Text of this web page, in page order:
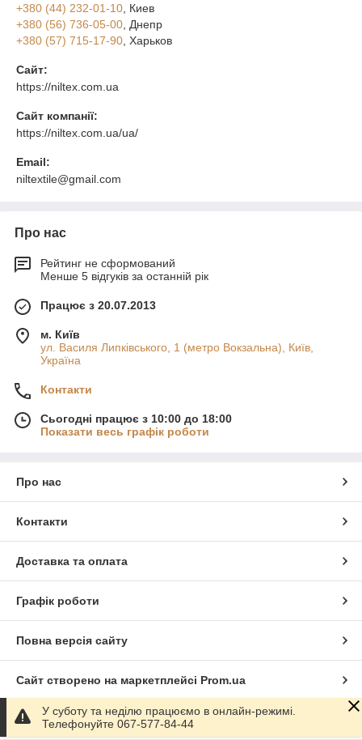
+380 (44) 232-01-10 , Киев
+380 (56) 736-05-00 , Днепр
+380 (57) 715-17-90 , Харьков
Сайт:
https://niltex.com.ua
Сайт компанії:
https://niltex.com.ua/ua/
Email:
niltextile@gmail.com
Про нас
Рейтинг не сформований
Менше 5 відгуків за останній рік
Працює з 20.07.2013
м. Київ
ул. Василя Липківського, 1 (метро Вокзальна), Київ,
Україна
Контакти
Сьогодні працює з 10:00 до 18:00
Показати весь графік роботи
Про нас
Контакти
Доставка та оплата
Графік роботи
Повна версія сайту
Сайт створено на маркетплейсі Prom.ua
Політика конфіденційності
У суботу та неділю працюємо в онлайн-режимі.
Телефонуйте 067-577-84-44